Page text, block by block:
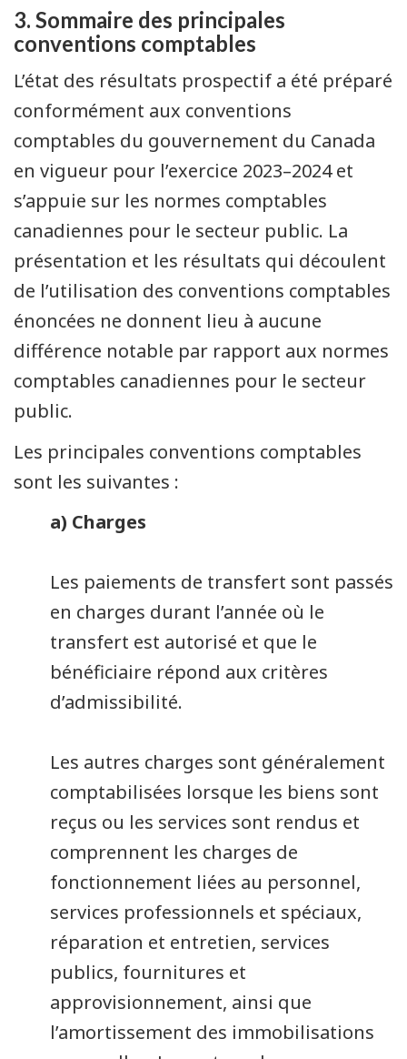
3. Sommaire des principales
conventions comptables
L’état des résultats prospectif a été préparé
conformément aux conventions
comptables du gouvernement du Canada
en vigueur pour l’exercice 2023–2024 et
s’appuie sur les normes comptables
canadiennes pour le secteur public. La
présentation et les résultats qui découlent
de l’utilisation des conventions comptables
énoncées ne donnent lieu à aucune
différence notable par rapport aux normes
comptables canadiennes pour le secteur
public.
Les principales conventions comptables
sont les suivantes :
a) Charges
Les paiements de transfert sont passés
en charges durant l’année où le
transfert est autorisé et que le
bénéficiaire répond aux critères
d’admissibilité.
Les autres charges sont généralement
comptabilisées lorsque les biens sont
reçus ou les services sont rendus et
comprennent les charges de
fonctionnement liées au personnel,
services professionnels et spéciaux,
réparation et entretien, services
publics, fournitures et
approvisionnement, ainsi que
l’amortissement des immobilisations